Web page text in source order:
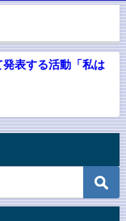
表する活動「私は